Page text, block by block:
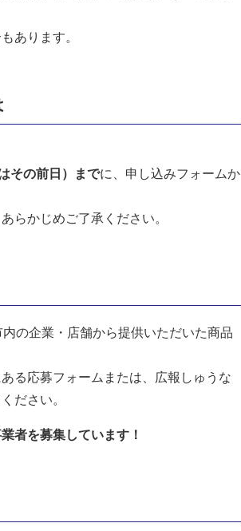
あります。
その前日）までに、申し込みフォームか
らかじめご了承ください。
の企業・店舗から提供いただいた商品
る応募フォームまたは、広報しゅうな
ださい。
者を募集しています！